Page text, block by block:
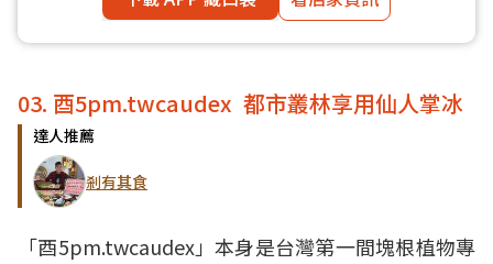
03. 酉5pm.twcaudex 都市叢林享用仙人掌冰
達人推薦
剎有其食
「酉5pm.twcaudex」本身是台灣第一間塊根植物專